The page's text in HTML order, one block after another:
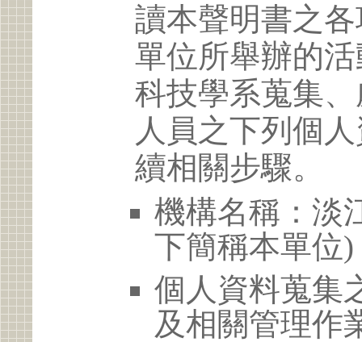
讀本聲明書之
單位所舉辦的
科技學系蒐集
人員之下列個
續相關步驟。
機構名稱：淡
下簡稱本單位)
個人資料蒐集
及相關管理作